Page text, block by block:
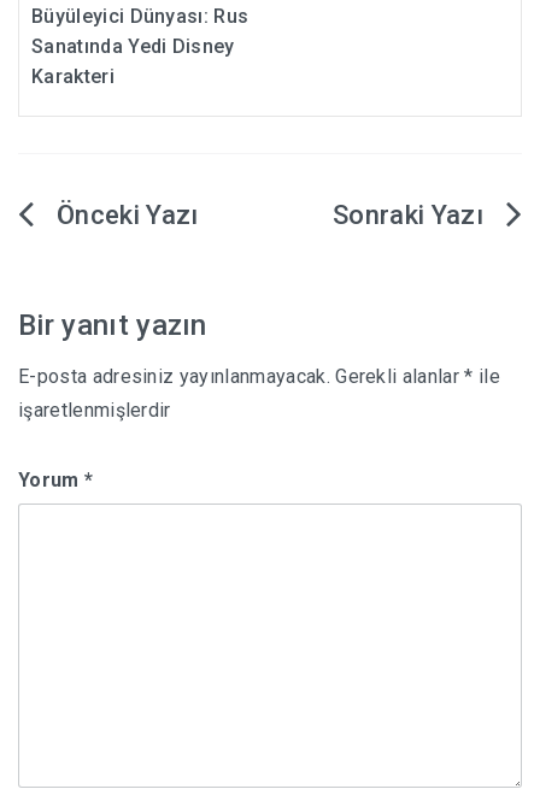
Büyüleyici Dünyası: Rus
Sanatında Yedi Disney
Karakteri
Yazı
Bir yanıt yazın
E-posta adresiniz yayınlanmayacak. Gerekli alanlar* ile
işaretlenmişlerdir
Yorum *